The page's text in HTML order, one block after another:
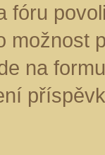
fóru
možnost
na